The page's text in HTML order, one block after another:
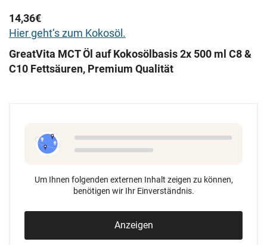
14,36€
Hier geht‘s zum Kokosöl.
GreatVita MCT Öl auf Kokosölbasis 2x 500 ml C8 &
C10 Fettsäuren, Premium Qualität
Um Ihnen folgenden externen Inhalt zeigen zu können,
benötigen wir Ihr Einverständnis.
Anzeigen